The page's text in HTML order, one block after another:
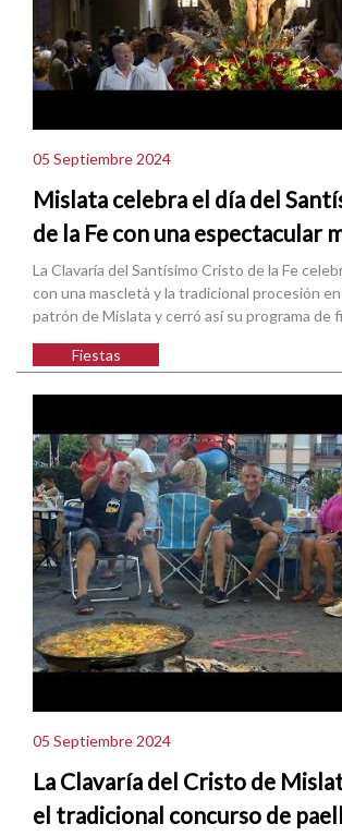
05 Septiembre 2024
Mislata celebra el día del
de la Fe con una espectacular
La Clavaría del Santísimo Cristo de la Fe
con una mascletà y la tradicional procesión
patrón de Mislata y cerró así su programa de
Fiestas
05 Septiembre 2024
La Clavaría del Cristo de
el tradicional concurso de